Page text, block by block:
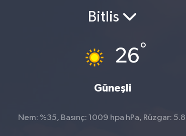
Bitlis
26°
Güneşli
Nem: %35, Basınç: 1009 hpa hPa, Rüzgar: